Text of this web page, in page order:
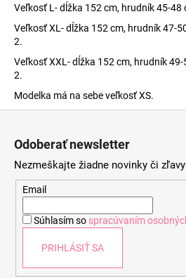
Veľkosť L- dĺžka 152 cm, hrudník 45-48
Veľkosť XL- dĺžka 152 cm, hrudník 47-
2.
Veľkosť XXL- dĺžka 152 cm, hrudník
2.
Modelka má na sebe veľkosť XS.
Odoberať newsletter
Nezmeškajte žiadne novinky či
Email
Súhlasím so spracúvaním
PRIHLÁSIŤ SA